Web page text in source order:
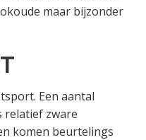
maar bijzonder
Een aantal
relatief zware
komen beurtelings